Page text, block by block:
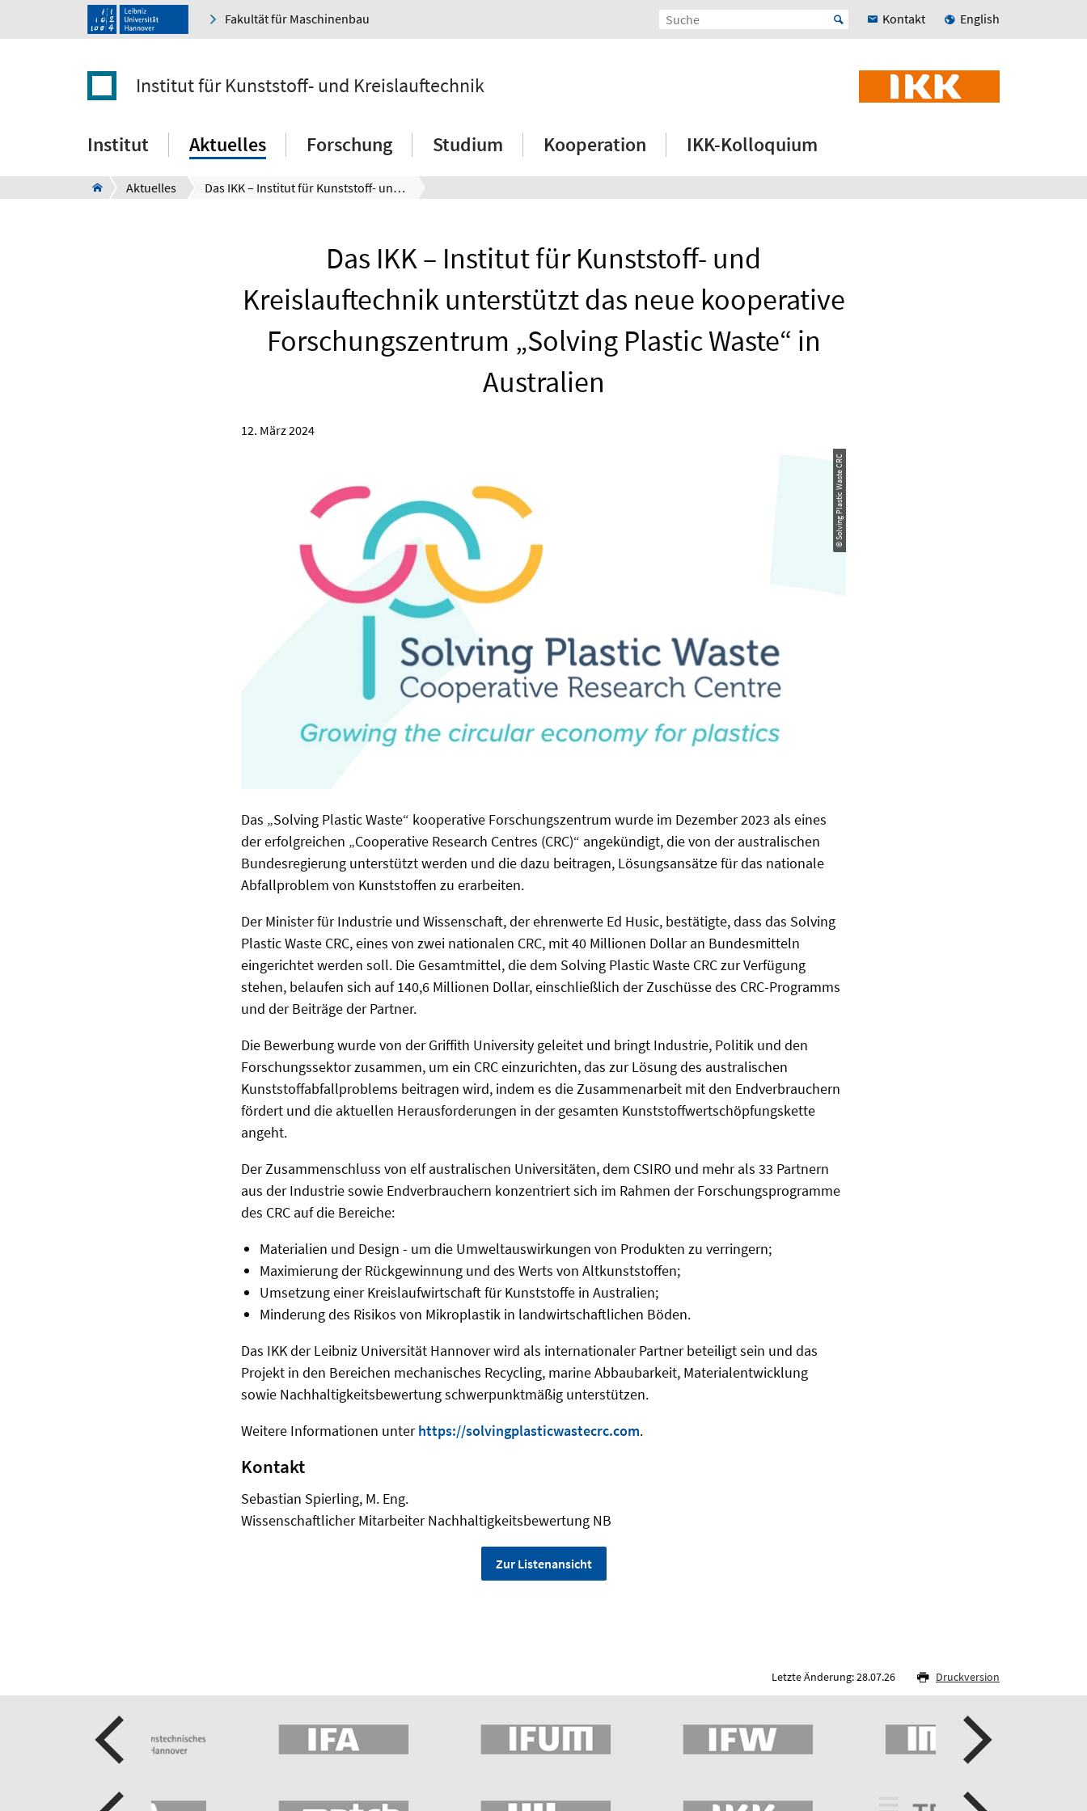
Fakultät für Maschinenbau Kontakt English
Institut für Kunststoff- und Kreislauftechnik
Institut Aktuelles Forschung Studium Kooperation IKK-Kolloquium
Aktuelles Das IKK – Institut für Kunststoff- und Kreislauftechnik unterstützt das neue kooperative Forschungszentrum „Solving Plastic Waste“ in Australien
Das IKK – Institut für Kunststoff- und
Kreislauftechnik unterstützt das neue kooperative
Forschungszentrum „Solving Plastic Waste“ in
Australien
12. März 2024
© Solving Plastic Waste CRC
Das „Solving Plastic Waste“ kooperative Forschungszentrum wurde im Dezember 2023 als eines
der erfolgreichen „Cooperative Research Centres (CRC)“ angekündigt, die von der australischen
Bundesregierung unterstützt werden und die dazu beitragen, Lösungsansätze für das nationale
Abfallproblem von Kunststoffen zu erarbeiten.
Der Minister für Industrie und Wissenschaft, der ehrenwerte Ed Husic, bestätigte, dass das Solving
Plastic Waste CRC, eines von zwei nationalen CRC, mit 40 Millionen Dollar an Bundesmitteln
eingerichtet werden soll. Die Gesamtmittel, die dem Solving Plastic Waste CRC zur Verfügung
stehen, belaufen sich auf 140,6 Millionen Dollar, einschließlich der Zuschüsse des CRC-Programms
und der Beiträge der Partner.
Die Bewerbung wurde von der Griffith University geleitet und bringt Industrie, Politik und den
Forschungssektor zusammen, um ein CRC einzurichten, das zur Lösung des australischen
Kunststoffabfallproblems beitragen wird, indem es die Zusammenarbeit mit den Endverbrauchern
fördert und die aktuellen Herausforderungen in der gesamten Kunststoffwertschöpfungskette
angeht.
Der Zusammenschluss von elf australischen Universitäten, dem CSIRO und mehr als 33 Partnern
aus der Industrie sowie Endverbrauchern konzentriert sich im Rahmen der Forschungsprogramme
des CRC auf die Bereiche:
Materialien und Design - um die Umweltauswirkungen von Produkten zu verringern;
Maximierung der Rückgewinnung und des Werts von Altkunststoffen;
Umsetzung einer Kreislaufwirtschaft für Kunststoffe in Australien;
Minderung des Risikos von Mikroplastik in landwirtschaftlichen Böden.
Das IKK der Leibniz Universität Hannover wird als internationaler Partner beteiligt sein und das
Projekt in den Bereichen mechanisches Recycling, marine Abbaubarkeit, Materialentwicklung
sowie Nachhaltigkeitsbewertung schwerpunktmäßig unterstützen.
Weitere Informationen unterhttps://solvingplasticwastecrc.com.
Kontakt
Sebastian Spierling, M. Eng.
Wissenschaftlicher Mitarbeiter Nachhaltigkeitsbewertung NB
Zur Listenansicht
Letzte Änderung: 28.07.26 Druckversion